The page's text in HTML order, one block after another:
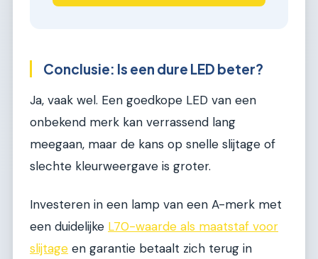
Conclusie: Is een dure LED beter?
Ja, vaak wel. Een goedkope LED van een
onbekend merk kan verrassend lang
meegaan, maar de kans op snelle slijtage of
slechte kleurweergave is groter.
Investeren in een lamp van een A-merk met
een duidelijke L70-waarde als maatstaf voor
slijtage en garantie betaalt zich terug in